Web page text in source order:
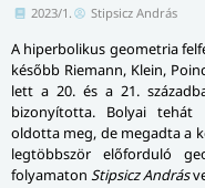
2023/1. Stipsicz András
A hiperbolikus geometria
később Riemann, Klein,
lett a 20. és a 21.
bizonyította. Bolyai tehát
oldotta meg, de megadta a
legtöbbször előforduló
folyamaton Stipsicz András